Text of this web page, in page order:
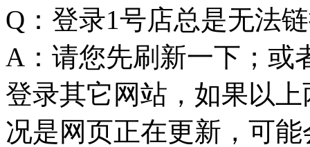
Q：登录1号店总是无法
A：请您先刷新一下；或
登录其它网站，如果以
况是网页正在更新，可